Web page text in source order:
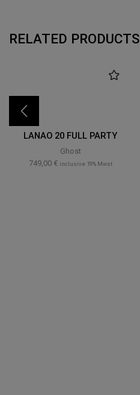
RELATED PRODUCTS
LANAO 20 FULL PARTY
Ghost
749,00 € inclusive 19% Mwst